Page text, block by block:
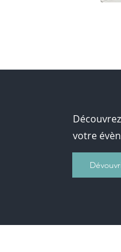
votre